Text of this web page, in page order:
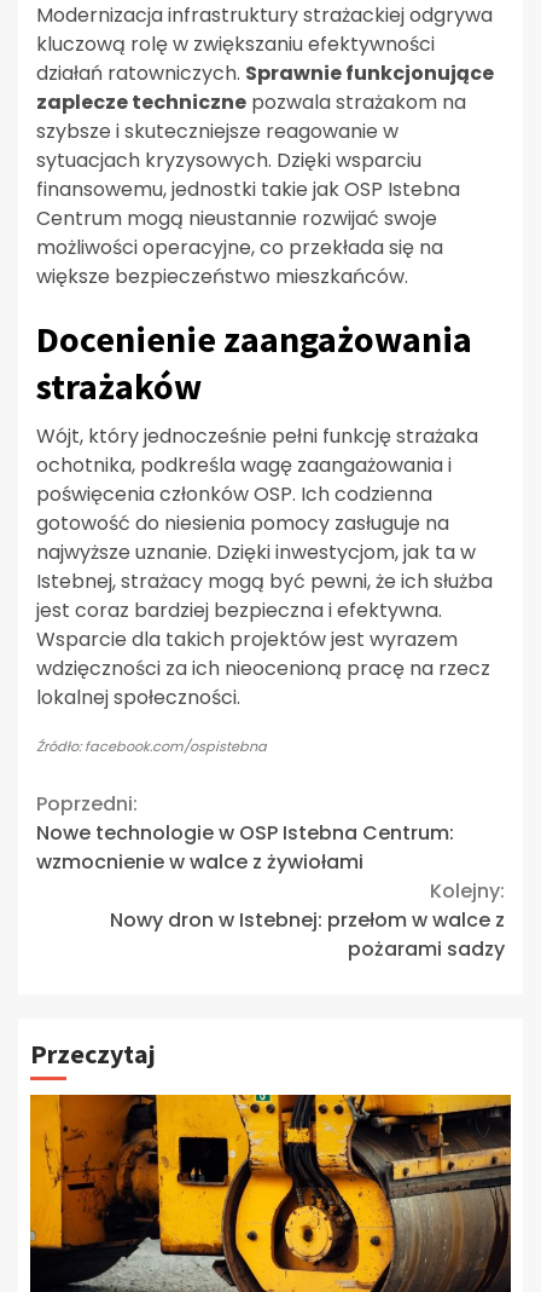
Modernizacja infrastruktury strażackiej odgrywa
kluczową rolę w zwiększaniu efektywności
działań ratowniczych. Sprawnie funkcjonujące
zaplecze techniczne pozwala strażakom na
szybsze i skuteczniejsze reagowanie w
sytuacjach kryzysowych. Dzięki wsparciu
finansowemu, jednostki takie jak OSP Istebna
Centrum mogą nieustannie rozwijać swoje
możliwości operacyjne, co przekłada się na
większe bezpieczeństwo mieszkańców.
Docenienie zaangażowania
strażaków
Wójt, który jednocześnie pełni funkcję strażaka
ochotnika, podkreśla wagę zaangażowania i
poświęcenia członków OSP. Ich codzienna
gotowość do niesienia pomocy zasługuje na
najwyższe uznanie. Dzięki inwestycjom, jak ta w
Istebnej, strażacy mogą być pewni, że ich służba
jest coraz bardziej bezpieczna i efektywna.
Wsparcie dla takich projektów jest wyrazem
wdzięczności za ich nieocenioną pracę na rzecz
lokalnej społeczności.
Źródło: facebook.com/ospistebna
Continue
Reading
Poprzedni:
Nowe technologie w OSP Istebna Centrum:
wzmocnienie w walce z żywiołami
Kolejny:
Nowy dron w Istebnej: przełom w walce z
pożarami sadzy
Przeczytaj